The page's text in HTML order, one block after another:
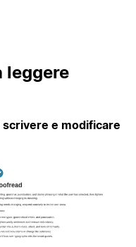
leggere
scrivere e modificare